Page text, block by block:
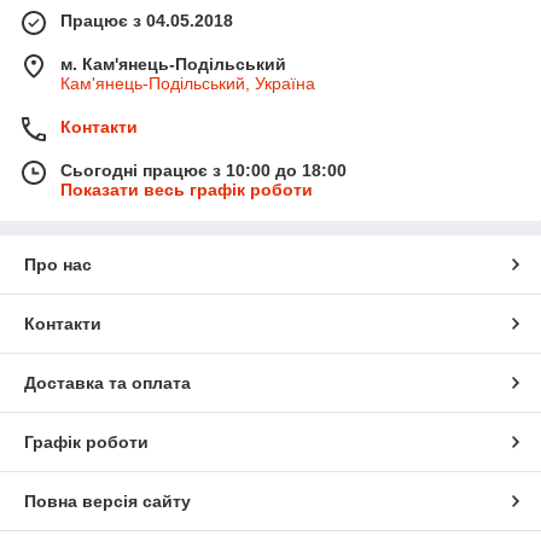
Працює з 04.05.2018
м. Кам'янець-Подільський
Кам'янець-Подільський, Україна
Контакти
Сьогодні працює з 10:00 до 18:00
Показати весь графік роботи
Про нас
Контакти
Доставка та оплата
Графік роботи
Повна версія сайту